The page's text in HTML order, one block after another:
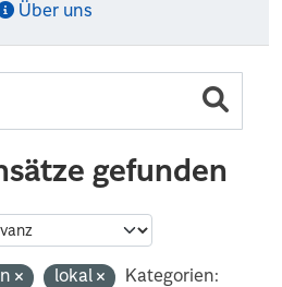
Über uns
gefunden
lokal
Kategorien: